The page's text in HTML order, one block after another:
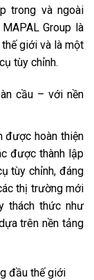
trong và ngoài
Group là
giới và là một
tùy chỉnh.
cầu – với nền
được hoàn thiện
được thành lập
tùy chỉnh, đáng
thị trường mới
thách thức như
trên nền tảng
đầu thế giới